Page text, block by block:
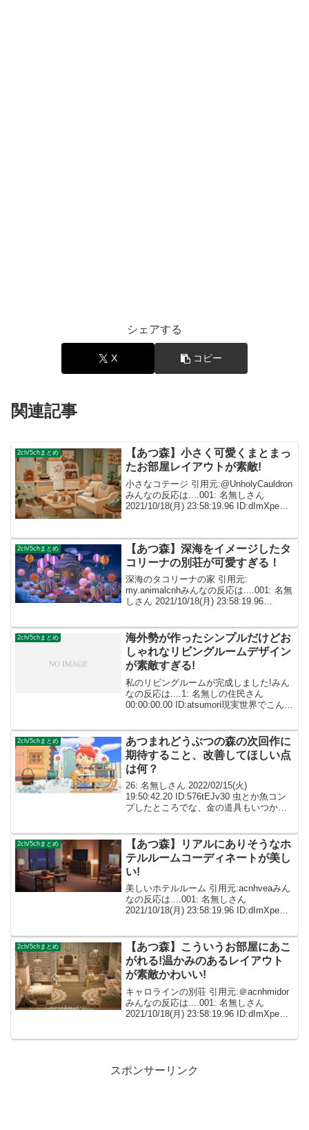
シェアする
X コピー
関連記事
2ch/5chまとめ
【あつ森】小さく可愛くまとまっ
たお部屋レイアウトが素敵!
小さなコテージ 引用元:@UnholyCauldron
みんなの反応は....001: 名無しさん
2021/10/18(月) 23:58:19.96 ID:dImXpeXf0
2ch/5chまとめ
【あつ森】深海をイメージしたタ
コリーナの別荘が可愛すぎる！
深海のタコリーナの家 引用元:
my.animalcnhみんなの反応は....001: 名無
しさん 2021/10/18(月) 23:58:19.96
0...
2ch/5chまとめ
海外勢が作ったシンプルだけどお
しゃれなリビングルームデザイン
が素敵すぎる!
私のリビングルームが完成しました!みん
なの反応は....1: 名無しの住民さん
00:00:00.00 ID:atsumori現実世界でこんな
2ch/5chまとめ
あつまれどうぶつの森の次回作に
期待すること、改善してほしい点
は何？
26: 名無しさん 2022/02/15(火)
19:50:42.20 ID:576tEJv30 虫とか魚コン
プしたところでな、金の道具もいつか壊
るからお店で買いま...
2ch/5chまとめ
【あつ森】リアルにありそうなホ
テルルームコーディネートが美し
い!
美しいホテルルーム 引用元:acnhveaみん
なの反応は....001: 名無しさん
2021/10/18(月) 23:58:19.96 ID:dImXpeXf0
2ch/5chまとめ
【あつ森】こういうお部屋にあこ
がれる!温かみのあるレイアウト
が素敵かわいい!
キャロラインの別荘 引用元:＠acnhmidor
みんなの反応は....001: 名無しさん
2021/10/18(月) 23:58:19.96 ID:dImXpeXf0
スポンサーリンク